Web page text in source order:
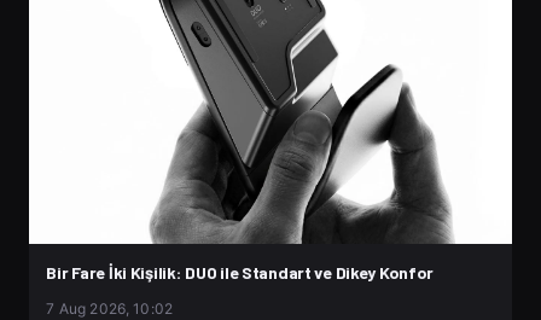
Bir Fare İki Kişilik: DUO ile Standart ve Dikey Konfor
7 Aug 2026, 10:02